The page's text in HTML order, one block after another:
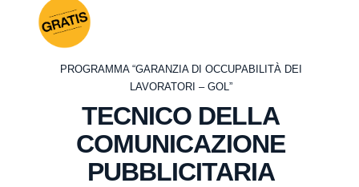
PROGRAMMA “GARANZIA DI OCCUPABILITÀ DEI
LAVORATORI – GOL”
TECNICO DELLA
COMUNICAZIONE
PUBBLICITARIA